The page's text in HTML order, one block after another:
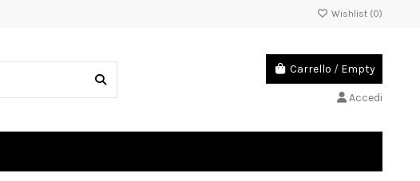
Wishlist (0)
Carrello / Empty
Accedi